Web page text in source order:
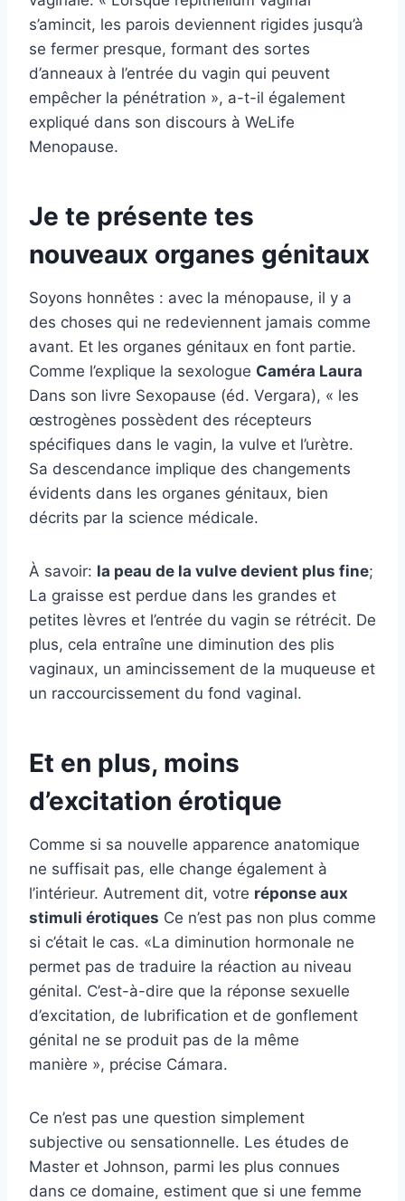
s’amincit, les parois deviennent rigides jusqu’à
se fermer presque, formant des sortes
d’anneaux à l’entrée du vagin qui peuvent
empêcher la pénétration », a-t-il également
expliqué dans son discours à WeLife
Menopause.
Je te présente tes
nouveaux organes génitaux
Soyons honnêtes : avec la ménopause, il y a
des choses qui ne redeviennent jamais comme
avant. Et les organes génitaux en font partie.
Comme l’explique la sexologue Caméra Laura
Dans son livre Sexopause (éd. Vergara), « les
œstrogènes possèdent des récepteurs
spécifiques dans le vagin, la vulve et l’urètre.
Sa descendance implique des changements
évidents dans les organes génitaux, bien
décrits par la science médicale.
À savoir: la peau de la vulve devient plus fine;
La graisse est perdue dans les grandes et
petites lèvres et l’entrée du vagin se rétrécit. De
plus, cela entraîne une diminution des plis
vaginaux, un amincissement de la muqueuse et
un raccourcissement du fond vaginal.
Et en plus, moins
d’excitation érotique
Comme si sa nouvelle apparence anatomique
ne suffisait pas, elle change également à
l’intérieur. Autrement dit, votre réponse aux
stimuli érotiques Ce n’est pas non plus comme
si c’était le cas. «La diminution hormonale ne
permet pas de traduire la réaction au niveau
génital. C’est-à-dire que la réponse sexuelle
d’excitation, de lubrification et de gonflement
génital ne se produit pas de la même
manière », précise Cámara.
Ce n’est pas une question simplement
subjective ou sensationnelle. Les études de
Master et Johnson, parmi les plus connues
dans ce domaine, estiment que si une femme